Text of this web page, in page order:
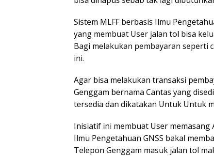
Sistem MLFF berbasis Ilmu
yang membuat User jalan tol bisa
Bagi melakukan pembayaran seperti
ini.
Agar bisa melakukan transaksi
Genggam bernama Cantas yang
tersedia dan dikatakan Untuk Untuk
Inisiatif ini membuat User
Ilmu Pengetahuan GNSS bakal
Telepon Genggam masuk jalan tol